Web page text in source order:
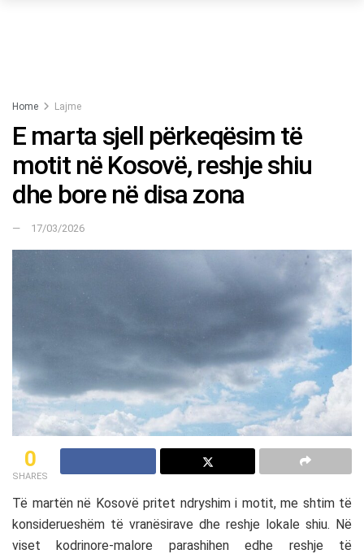
Home Lajme
E marta sjell përkeqësim të
motit në Kosovë, reshje shiu
dhe bore në disa zona
17/03/2026
0
SHARES
Të martën në Kosovë pritet ndryshim i motit, me shtim të
konsiderueshëm të vranësirave dhe reshje lokale shiu. Në
viset kodrinore-malore parashihen edhe reshje të